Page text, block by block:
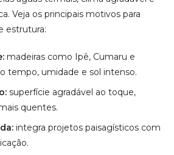
fácil de limpar e conservar, com
instalação de deck de
de Lindóia
residências e condomínios
gourmet e terraços
verdes
chalés